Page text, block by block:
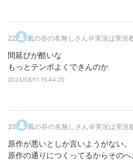
22. 風の谷の名無しさん＠実況は実況
間延びが酷いな
もっとテンポよくできんのか
2023/08/11 15:44:20
23. 風の谷の名無しさん＠実況は実況
原作が悪いとしか言いようがない。
原作の通りにつくってるからその